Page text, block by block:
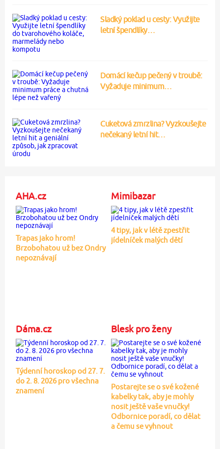
Sladký poklad u cesty: Využijte
letní špendlíky…
Domácí kečup pečený v troubě:
Vyžaduje minimum…
Cuketová zmrzlina? Vyzkoušejte
nečekaný letní hit…
AHA.cz
Trapas jako hrom!
Brzobohatou už bez Ondry
nepoznávají
Mimibazar
4 tipy, jak v létě zpestřit
jídelníček malých dětí
Dáma.cz
Týdenní horoskop od 27. 7.
do 2. 8. 2026 pro všechna
znamení
Blesk pro ženy
Postarejte se o své kožené
kabelky tak, aby je mohly
nosit ještě vaše vnučky!
Odbornice poradí, co dělat
a čemu se vyhnout